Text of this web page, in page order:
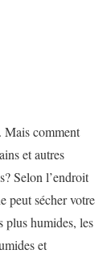
Mais comment
et autres
Selon l’endroit
peut sécher votre
plus humides, les
et